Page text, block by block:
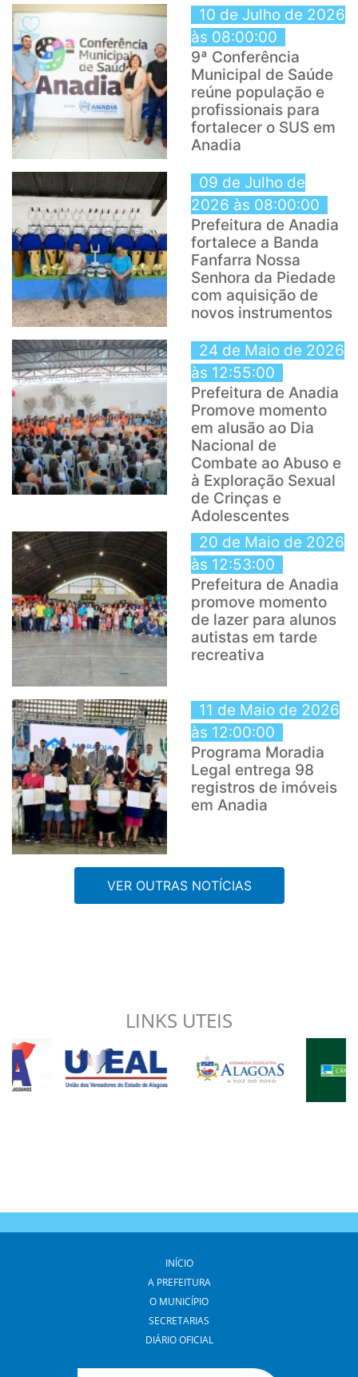
10 de Julho de 2026
às 08:00:00
9ª Conferência
Municipal de Saúde
reúne população e
profissionais para
fortalecer o SUS em
Anadia
09 de Julho de
2026 às 08:00:00
Prefeitura de Anadia
fortalece a Banda
Fanfarra Nossa
Senhora da Piedade
com aquisição de
novos instrumentos
24 de Maio de 2026
às 12:55:00
Prefeitura de Anadia
Promove momento
em alusão ao Dia
Nacional de
Combate ao Abuso e
à Exploração Sexual
de Crinças e
Adolescentes
20 de Maio de 2026
às 12:53:00
Prefeitura de Anadia
promove momento
de lazer para alunos
autistas em tarde
recreativa
11 de Maio de 2026
às 12:00:00
Programa Moradia
Legal entrega 98
registros de imóveis
em Anadia
VER OUTRAS NOTÍCIAS
LINKS UTEIS
INÍCIO
A PREFEITURA
O MUNICÍPIO
SECRETARIAS
DIÁRIO OFICIAL